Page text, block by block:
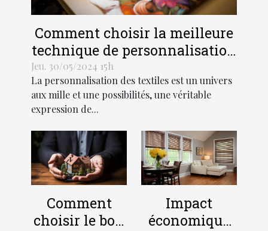
Comment choisir la meilleure
technique de personnalisation
pour vos textiles
Jeu. 30/05/2024 15h
La personnalisation des textiles est un univers
aux mille et une possibilités, une véritable
expression de...
Comment
choisir le bon
Impact
économique